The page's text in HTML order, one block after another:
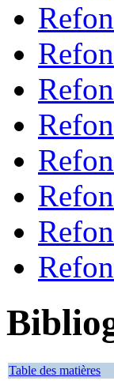
Table des matières